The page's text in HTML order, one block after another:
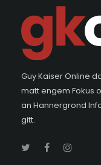
Guy Kaiser Online
matt engem Fokus
an Hannergrond
gitt.